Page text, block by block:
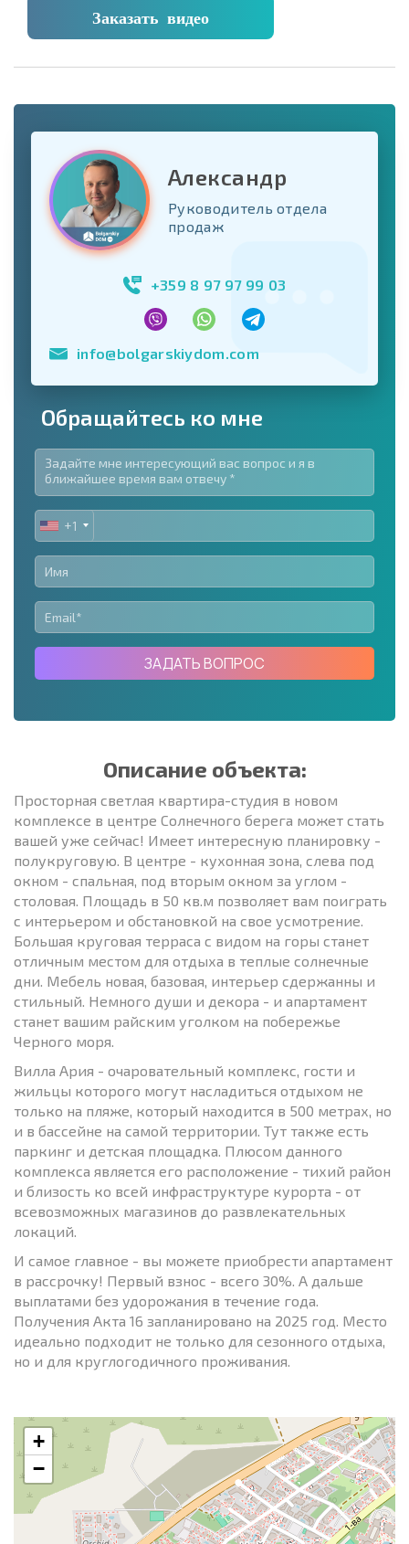
Заказать видео
Александр
Руководитель отдела
продаж
+359 8 97 97 99 03
info@bolgarskiydom.com
Обращайтесь ко мне
UNITED
STATES
+1
+1
ЗАДАТЬ ВОПРОС
Описание объекта:
Просторная светлая квартира-студия в новом
комплексе в центре Солнечного берега может стать
вашей уже сейчас! Имеет интересную планировку -
полукруговую. В центре - кухонная зона, слева под
окном - спальная, под вторым окном за углом -
столовая. Площадь в 50 кв.м позволяет вам поиграть
с интерьером и обстановкой на свое усмотрение.
Большая круговая терраса с видом на горы станет
отличным местом для отдыха в теплые солнечные
дни. Мебель новая, базовая, интерьер сдержанны и
стильный. Немного души и декора - и апартамент
станет вашим райским уголком на побережье
Черного моря.
Вилла Ария - очаровательный комплекс, гости и
жильцы которого могут насладиться отдыхом не
только на пляже, который находится в 500 метрах, но
и в бассейне на самой территории. Тут также есть
паркинг и детская площадка. Плюсом данного
комплекса является его расположение - тихий район
и близость ко всей инфраструктуре курорта - от
всевозможных магазинов до развлекательных
локаций.
И самое главное - вы можете приобрести апартамент
в рассрочку! Первый взнос - всего 30%. А дальше
выплатами без удорожания в течение года.
Получения Акта 16 запланировано на 2025 год. Место
идеально подходит не только для сезонного отдыха,
но и для круглогодичного проживания.
+
−